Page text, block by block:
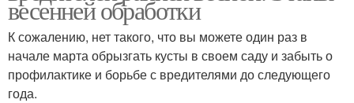
весенней обработки
К сожалению, нет такого, что вы можете один раз в
начале марта обрызгать кусты в своем саду и забыть о
профилактике и борьбе с вредителями до следующего
года.